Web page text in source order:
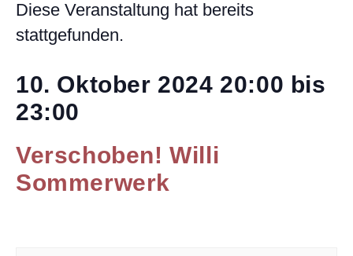
Diese Veranstaltung hat bereits
stattgefunden.
10. Oktober 2024 20:00 bis
23:00
Verschoben! Willi
Sommerwerk